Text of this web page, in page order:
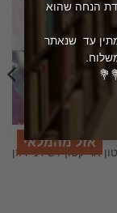
הנחה שהוא
עד שנאתר
אזל
אזל מהמלאי
אריקסון / סידני רוזן